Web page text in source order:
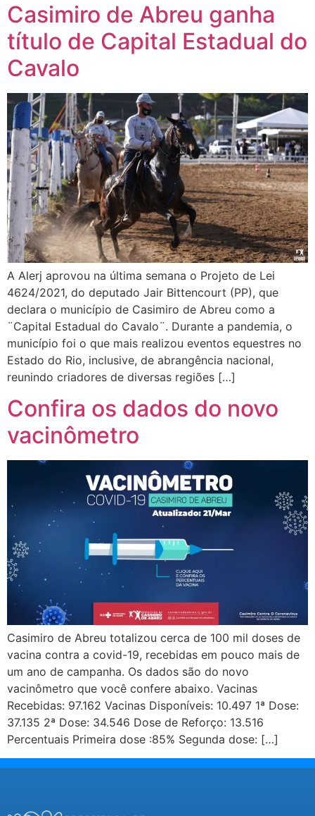
Casimiro de Abreu ganha
título de Capital Estadual do
Cavalo
A Alerj aprovou na última semana o Projeto de Lei
4624/2021, do deputado Jair Bittencourt (PP), que
declara o município de Casimiro de Abreu como a
¨Capital Estadual do Cavalo¨. Durante a pandemia, o
município foi o que mais realizou eventos equestres no
Estado do Rio, inclusive, de abrangência nacional,
reunindo criadores de diversas regiões […]
Confira os dados do novo
vacinômetro
Casimiro de Abreu totalizou cerca de 100 mil doses de
vacina contra a covid-19, recebidas em pouco mais de
um ano de campanha. Os dados são do novo
vacinômetro que você confere abaixo. Vacinas
Recebidas: 97.162 Vacinas Disponíveis: 10.497 1ª Dose:
37.135 2ª Dose: 34.546 Dose de Reforço: 13.516
Percentuais Primeira dose :85% Segunda dose: […]